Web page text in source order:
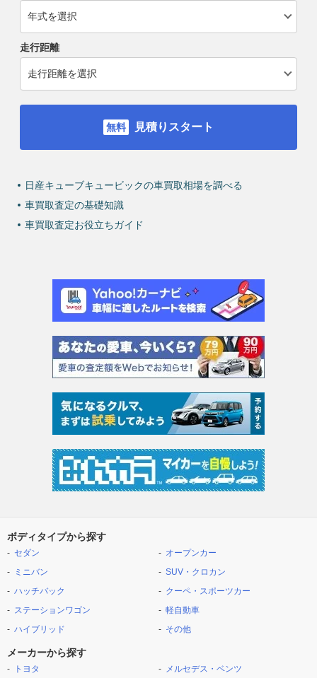
走行距離
見積りスタート
日産キューブキュービックの車買取相場を調べる
車買取査定の基礎知識
車買取査定お役立ちガイド
ボディタイプから探す
セダン
ミニバン
ハッチバック
ステーションワゴン
ハイブリッド
オープンカー
SUV・クロカン
クーペ・スポーツカー
軽自動車
その他
メーカーから探す
トヨタ
メルセデス・ベンツ